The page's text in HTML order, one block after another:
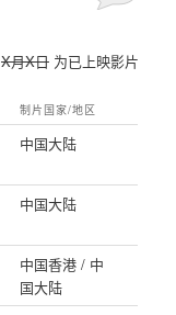
X月X日为已上映影片
制片国家/地区
中国大陆
中国大陆
中国香港 / 中
国大陆